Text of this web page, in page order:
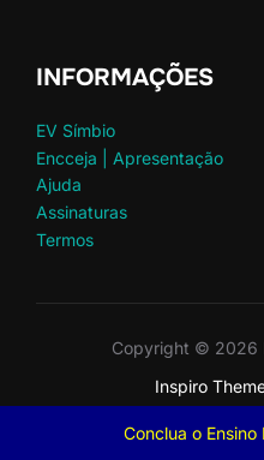
Conclua o
INFORMAÇÕES
EV Símbio
Encceja | Apresentação
Ajuda
Assinaturas
Termos
Copyright © 2026
Inspiro